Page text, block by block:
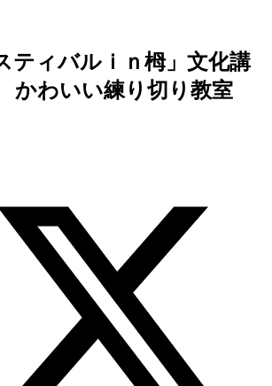
ティバル ｉ ｎ 栂」 文化講
かわいい練り 切 り 教室